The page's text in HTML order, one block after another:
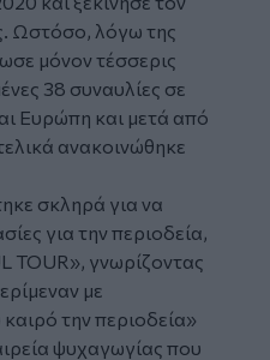
Ωστόσο, λόγω της
μόνον τέσσερις
38 συναυλίες σε
Ευρώπη και μετά από
ανακοινώθηκε
σκληρά για να
για την περιοδεία,
TOUR», γνωρίζοντας
με
την περιοδεία»
ψυχαγωγίας που